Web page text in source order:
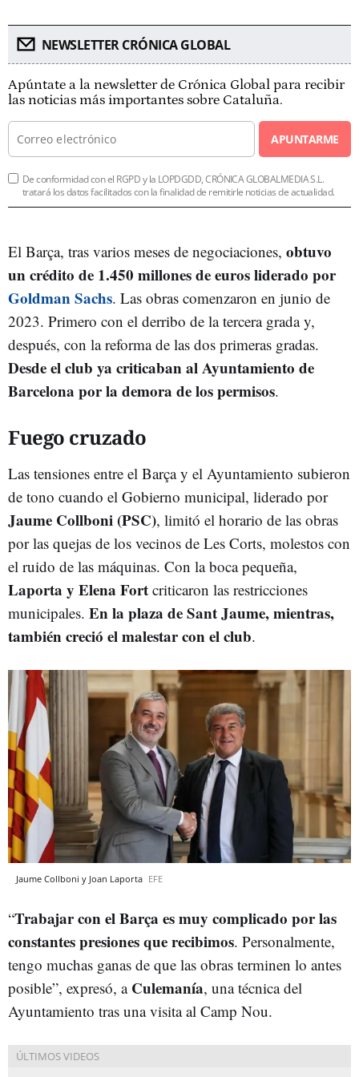
NEWSLETTER CRÓNICA GLOBAL
Apúntate a la newsletter de Crónica Global para recibir
las noticias más importantes sobre Cataluña.
APUNTARME
De conformidad con el RGPD y la LOPDGDD, CRÓNICA GLOBALMEDIA S.L.
tratará los datos facilitados con la finalidad de remitirle noticias de actualidad.
El Barça, tras varios meses de negociaciones, obtuvo
un crédito de 1.450 millones de euros liderado por
Goldman Sachs. Las obras comenzaron en junio de
2023. Primero con el derribo de la tercera grada y,
después, con la reforma de las dos primeras gradas.
Desde el club ya criticaban al Ayuntamiento de
Barcelona por la demora de los permisos.
Fuego cruzado
Las tensiones entre el Barça y el Ayuntamiento subieron
de tono cuando el Gobierno municipal, liderado por
Jaume Collboni (PSC), limitó el horario de las obras
por las quejas de los vecinos de Les Corts, molestos con
el ruido de las máquinas. Con la boca pequeña,
Laporta y Elena Fort criticaron las restricciones
municipales. En la plaza de Sant Jaume, mientras,
también creció el malestar con el club.
Jaume Collboni y Joan Laporta EFE
“Trabajar con el Barça es muy complicado por las
constantes presiones que recibimos. Personalmente,
tengo muchas ganas de que las obras terminen lo antes
posible”, expresó, a Culemanía, una técnica del
Ayuntamiento tras una visita al Camp Nou.